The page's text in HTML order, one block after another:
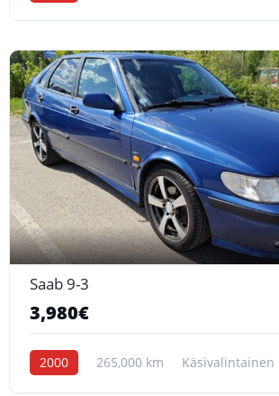
Saab 9-3
3,980€
2000 265,000 km Käsivalintainen